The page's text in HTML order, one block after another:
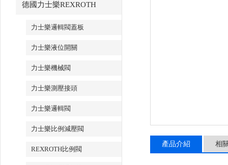
德國力士樂REXROTH
力士樂邏輯閥蓋板
力士樂液位開關
力士樂機械閥
力士樂測壓接頭
力士樂邏輯閥
力士樂比例減壓閥
REXROTH比例閥
產品介紹 相